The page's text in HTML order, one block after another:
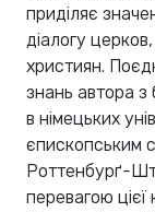
приділяє
діалогу
християн.
знань автора з
в німецьких
єпископським
Роттенбурґ-
перевагою цієї